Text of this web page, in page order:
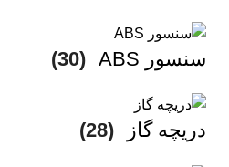
سنسور ABS (30)
دریچه گاز (28)